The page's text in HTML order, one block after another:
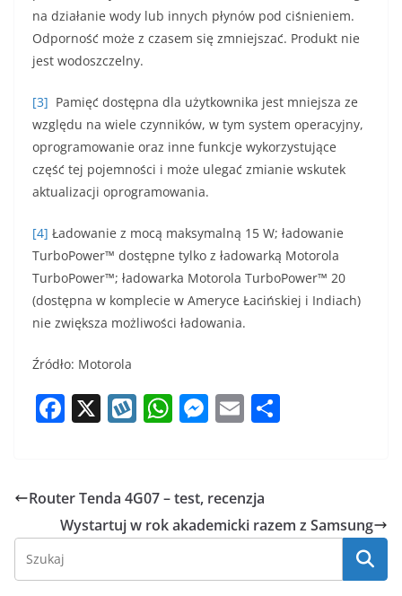
na działanie wody lub innych płynów pod ciśnieniem.
Odporność może z czasem się zmniejszać. Produkt nie
jest wodoszczelny.
[3] Pamięć dostępna dla użytkownika jest mniejsza ze
względu na wiele czynników, w tym system operacyjny,
oprogramowanie oraz inne funkcje wykorzystujące
część tej pojemności i może ulegać zmianie wskutek
aktualizacji oprogramowania.
[4] Ładowanie z mocą maksymalną 15 W; ładowanie
TurboPower™ dostępne tylko z ładowarką Motorola
TurboPower™; ładowarka Motorola TurboPower™ 20
(dostępna w komplecie w Ameryce Łacińskiej i Indiach)
nie zwiększa możliwości ładowania.
Źródło: Motorola
F
e
b
o
o
X W
o
p
W
s
A
p
p
M
e
n
g
er
E
l
Router Tenda 4G07 – test, recenzja
Wystartuj w rok akademicki razem z Samsung